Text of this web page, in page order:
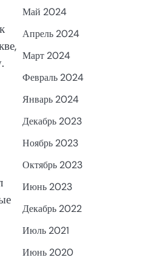
Май 2024
Апрель 2024
Март 2024
Февраль 2024
Январь 2024
Декабрь 2023
Ноябрь 2023
Октябрь 2023
Июнь 2023
Декабрь 2022
Июль 2021
Июнь 2020